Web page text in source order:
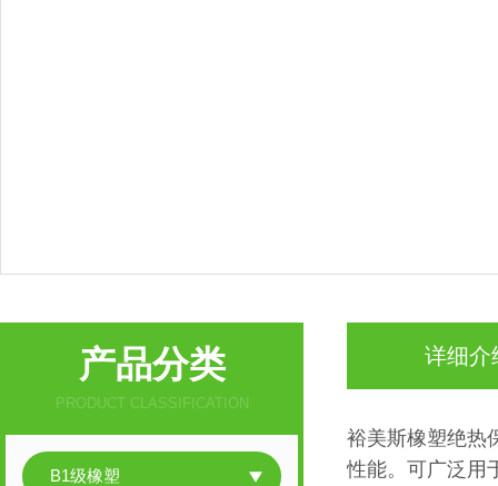
产品分类
PRODUCT CLASSIFICATION
B1级橡塑
详细介
裕美斯橡塑绝热
性能。可广泛用